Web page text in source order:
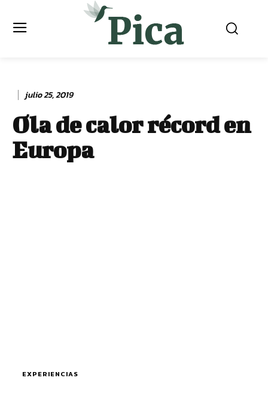
julio 25, 2019
Ola de calor récord en
Europa
EXPERIENCIAS